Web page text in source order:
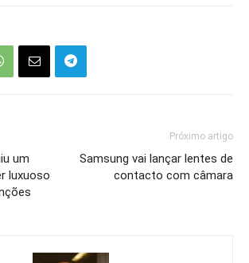
um
luxuoso
Próximo artigo
Samsung vai lançar lentes de
contacto com câmara